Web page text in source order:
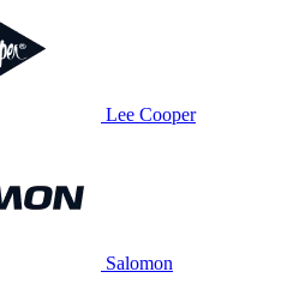
Lee Cooper
Salomon